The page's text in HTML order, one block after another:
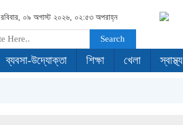
রবিবার, ০৯ অগাস্ট ২০২৬, ০২:৫৩ অপরাহ্ন
Search
ব্যবসা-উদ্যোক্তা শিক্ষা খেলা স্বাস্থ্য